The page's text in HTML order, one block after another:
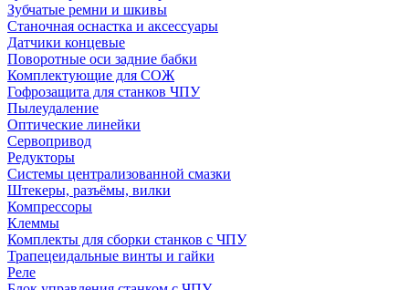
Зубчатые ремни и шкивы
Станочная оснастка и аксессуары
Датчики концевые
Поворотные оси задние бабки
Комплектующие для СОЖ
Гофрозащита для станков ЧПУ
Пылеудаление
Оптические линейки
Сервопривод
Редукторы
Системы централизованной смазки
Штекеры, разъёмы, вилки
Компрессоры
Клеммы
Комплекты для сборки станков с ЧПУ
Трапецеидальные винты и гайки
Реле